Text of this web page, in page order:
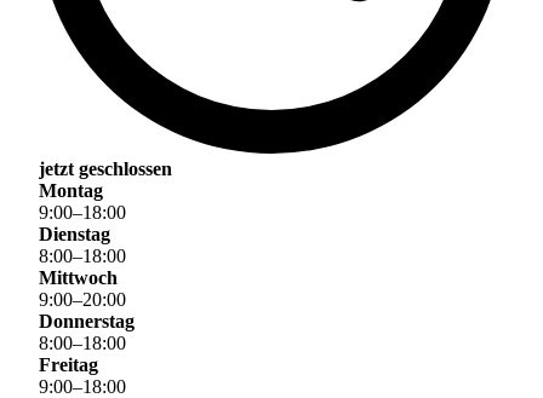
jetzt geschlossen
Montag
9:00–18:00
Dienstag
8:00–18:00
Mittwoch
9:00–20:00
Donnerstag
8:00–18:00
Freitag
9:00–18:00